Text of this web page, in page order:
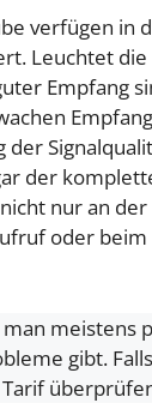
verfügen in
Leuchtet
Empfang
der
nur an
oder
man meistens
gibt.